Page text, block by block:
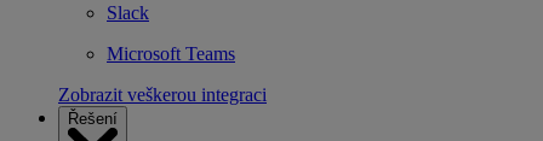
Slack
Microsoft Teams
Zobrazit veškerou integraci
Řešení